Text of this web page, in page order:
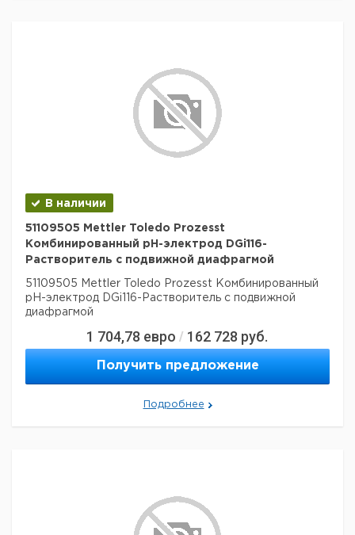
В наличии
51109505 Mettler Toledo Prozesst
Комбинированный рН-электрод DGi116-
Растворитель с подвижной диафрагмой
51109505 Mettler Toledo Prozesst Комбинированный
рН-электрод DGi116-Растворитель с подвижной
диафрагмой
1 704,78 евро / 162 728 руб.
Получить предложение
Подробнее